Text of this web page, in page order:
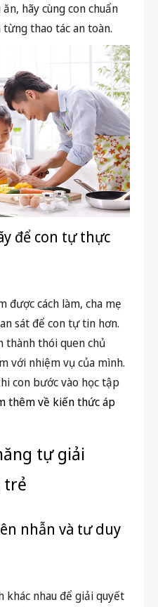
hãy cùng con chuẩn
thao tác an toàn.
để con tự thực
được cách làm, cha mẹ
sát để con tự tin hơn.
thành thói quen chủ
với nhiệm vụ của mình.
con bước vào học tập
thêm về kiến thức áp
tự giải
trẻ
nhẫn và tư duy
khác nhau để giải quyết